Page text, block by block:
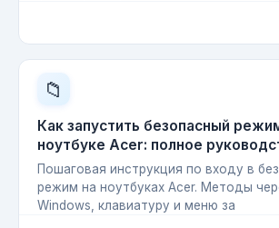
📁
Как запустить безопасный
ноутбуке Acer: полное
Пошаговая инструкция по входу в
режим на ноутбуках Acer. Методы
Windows, клавиатуру и меню за